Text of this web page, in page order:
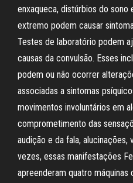
enxaqueca, distúrbios do
extremo podem causar
Testes de laboratório podem
causas da convulsão. Esses
podem ou não ocorrer
associadas a sintomas
movimentos involuntários em
comprometimento das
audição e da fala, alucinações,
vezes, essas manifestações
apreenderam quatro